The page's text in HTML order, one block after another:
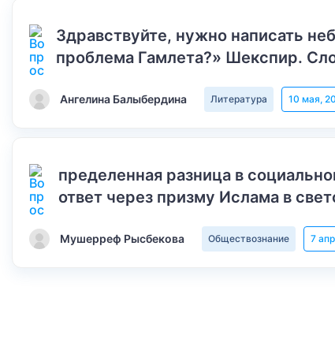
Здравствуйте, нужно написать
проблема Гамлета?» Шекспир.
Ангелина Балыбердина Литература 10 мая,
пределенная разница в
ответ через призму Ислама в
Мушерреф Рысбекова Обществознание 7